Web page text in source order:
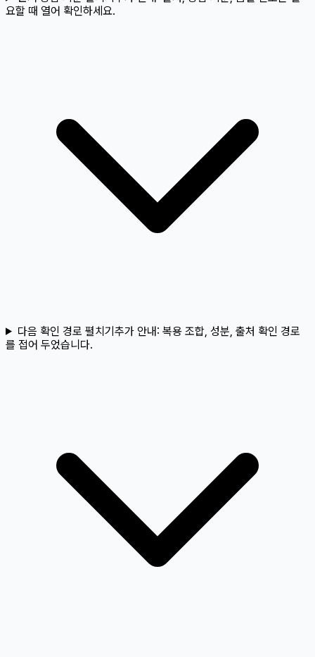
요할 때 열어 확인하세요.
다음 확인 경로 펼치기추가 안내: 복용 조합, 성분, 출처 확인 경로
를 접어 두었습니다.